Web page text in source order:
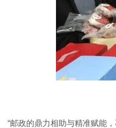
政的鼎力相助与精准赋能，